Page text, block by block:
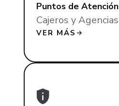
Puntos de Atención
Cajeros y Agencias
VER MÁS